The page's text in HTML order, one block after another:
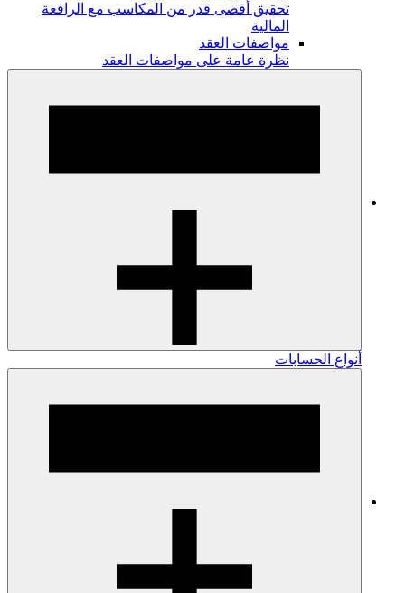
تحقيق أقصى قدر من المكاسب مع الرافعة
المالية
مواصفات العقد
نظرة عامة على مواصفات العقد
أنواع الحسابات